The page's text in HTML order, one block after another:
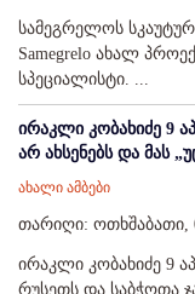
სამეგრელოს
Samegrelo ახალ
სპეციალისტი. ...
ირაკლი კობახიძე 9
არ ახსენებს და მას
ახალი ამბები
თარიღი: ოთხშაბათი,
ირაკლი კობახიძე 9
რუსეთს და საბჭოთა